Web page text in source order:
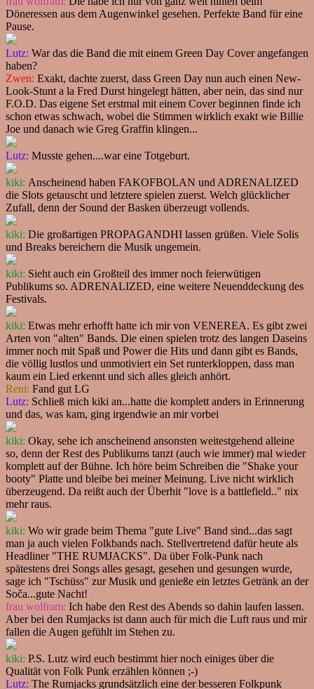
Döneressen aus dem Augenwinkel gesehen. Perfekte Band für eine
Pause.
Lutz: War das die Band die mit einem Green Day Cover angefangen
haben?
Zwen: Exakt, dachte zuerst, dass Green Day nun auch einen New-
Look-Stunt a la Fred Durst hingelegt hätten, aber nein, das sind nur
F.O.D. Das eigene Set erstmal mit einem Cover beginnen finde ich
schon etwas schwach, wobei die Stimmen wirklich exakt wie Billie
Joe und danach wie Greg Graffin klingen...
Lutz: Musste gehen....war eine Totgeburt.
kiki: Anscheinend haben FAKOFBOLAN und ADRENALIZED
die Slots getauscht und letztere spielen zuerst. Welch glücklicher
Zufall, denn der Sound der Basken überzeugt vollends.
kiki: Die großartigen PROPAGANDHI lassen grüßen. Viele Solis
und Breaks bereichern die Musik ungemein.
kiki: Sieht auch ein Großteil des immer noch feierwütigen
Publikums so. ADRENALIZED, eine weitere Neuenddeckung des
Festivals.
kiki: Etwas mehr erhofft hatte ich mir von VENEREA. Es gibt zwei
Arten von "alten" Bands. Die einen spielen trotz des langen Daseins
immer noch mit Spaß und Power die Hits und dann gibt es Bands,
die völlig lustlos und unmotiviert ein Set runterkloppen, dass man
kaum ein Lied erkennt und sich alles gleich anhört.
Reni: Fand gut LG
Lutz: Schließ mich kiki an...hatte die komplett anders in Erinnerung
und das, was kam, ging irgendwie an mir vorbei
kiki: Okay, sehe ich anscheinend ansonsten weitestgehend alleine
so, denn der Rest des Publikums tanzt (auch wie immer) mal wieder
komplett auf der Bühne. Ich höre beim Schreiben die "Shake your
booty" Platte und bleibe bei meiner Meinung. Live nicht wirklich
überzeugend. Da reißt auch der Überhit "love is a battlefield.." nix
mehr raus.
kiki: Wo wir grade beim Thema "gute Live" Band sind...das sagt
man ja auch vielen Folkbands nach. Stellvertretend dafür heute als
Headliner "THE RUMJACKS". Da über Folk-Punk nach
spätestens drei Songs alles gesagt, gesehen und gesungen wurde,
sage ich "Tschüss" zur Musik und genieße ein letztes Getränk an der
Soča...gute Nacht!
frau wolfram: Ich habe den Rest des Abends so dahin laufen lassen.
Aber bei den Rumjacks ist dann auch für mich die Luft raus und mir
fallen die Augen gefühlt im Stehen zu.
kiki: P.S. Lutz wird euch bestimmt hier noch einiges über die
Qualität von Folk Punk erzählen können ;-)
Lutz: The Rumjacks grundsätzlich eine der besseren Folkpunk